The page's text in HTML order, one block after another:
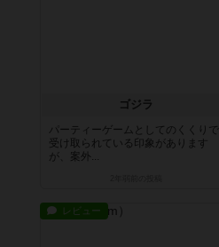
ゴジラ
パーティーゲームとしてのくくりで
受け取られている印象があります
が、案外...
レビュー